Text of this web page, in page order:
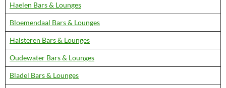
Haelen Bars & Lounges
Bloemendaal Bars & Lounges
Halsteren Bars & Lounges
Oudewater Bars & Lounges
Bladel Bars & Lounges